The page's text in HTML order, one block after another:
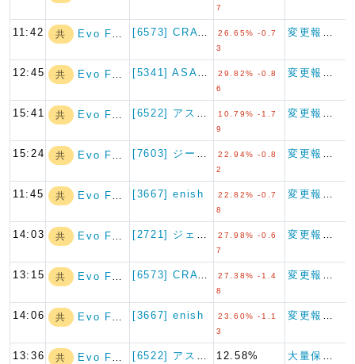
7
11:42 共 Evo Fund
26.65% -0.7
3
12:45 共 Evo Fund
29.82% -0.8
6
15:41 共 Evo Fund
10.79% -1.7
9
15:24 共 Evo Fund
22.94% -0.8
2
11:45 共 Evo Fund [3667] enish
22.82% -0.7
8
14:03 共 Evo Fund
27.98% -0.6
7
13:15 共 Evo Fund
27.38% -1.4
8
14:06 共 Evo Fund [3667] enish
23.60% -1.1
3
13:36 共 Evo Fund 12.58%